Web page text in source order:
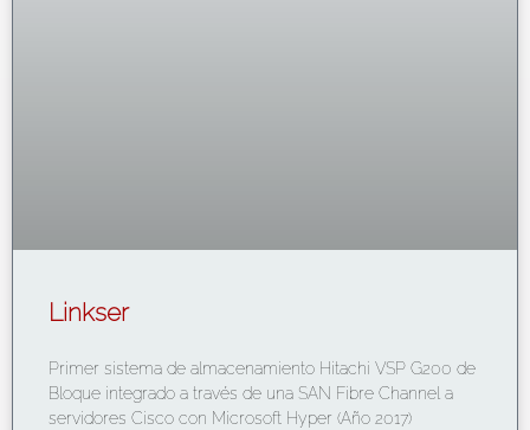
Linkser
Primer sistema de almacenamiento Hitachi VSP G200 de
Bloque integrado a través de una SAN Fibre Channel a
servidores Cisco con Microsoft Hyper (Año 2017)